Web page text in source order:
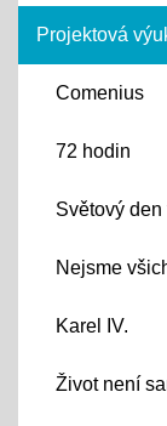
Projektová
Comenius
72 hodin
Světový
Nejsme
Karel IV.
Život není